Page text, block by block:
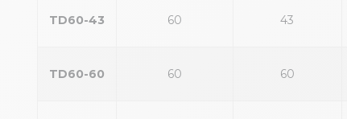
TD60-43 60 43
TD60-60 60 60